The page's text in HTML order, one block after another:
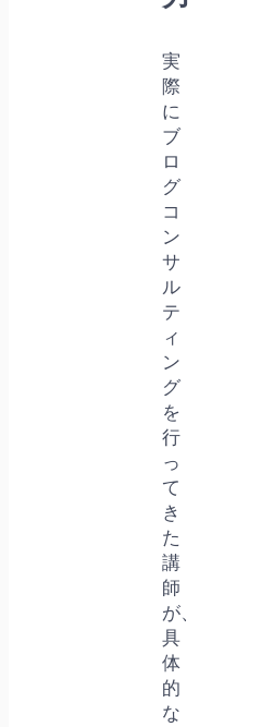
実
際
に
ブ
ロ
グ
コ
ン
サ
ル
テ
ィ
ン
グ
を
行
っ
て
き
た
講
師
が、
具
体
的
な